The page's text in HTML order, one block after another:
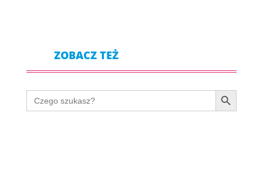
ZOBACZ TEŻ
Search
for:
Search Button